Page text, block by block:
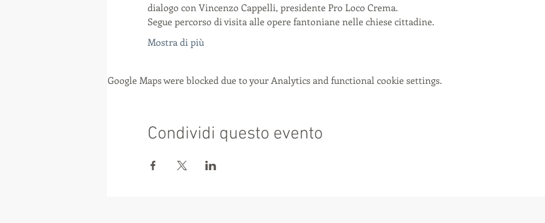
dialogo con Vincenzo Cappelli, presidente Pro Loco Crema.
Segue percorso di visita alle opere fantoniane nelle chiese cittadine.
Mostra di più
Google Maps were blocked due to your Analytics and functional cookie settings.
Condividi questo evento